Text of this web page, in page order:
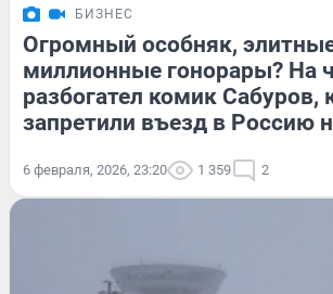
БИЗНЕС
Огромный особняк,
миллионные гонорары? На
разбогател комик Сабуров,
запретили въезд в Россию
6 февраля, 2026, 23:20 1 359 2